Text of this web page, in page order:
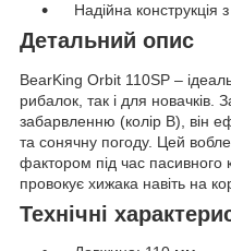
Надійна конструкція з
Детальний опис
BearKing Orbit 110SP –
рибалок, так і для новачків.
забарвленню (колір B), він
та сонячну погоду. Цей
фактором під час пасивного
провокує хижака навіть на
Технічні